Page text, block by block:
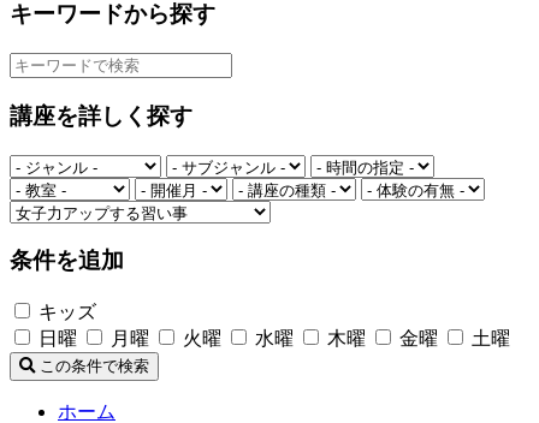
キーワードから探す
講座を詳しく探す
条件を追加
キッズ
日曜
月曜 火曜 水曜 木曜 金曜 土曜
この条件で検索
ホーム